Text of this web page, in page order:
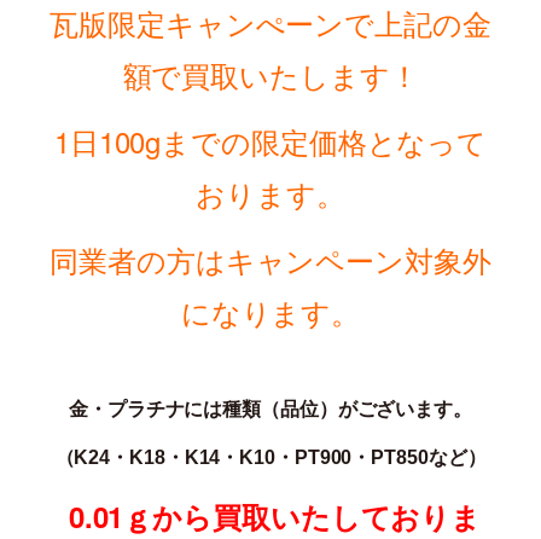
瓦版限定キャンぺーンで上記の金
額で買取いたします！
1日100gまでの限定価格となって
おります。
同業者の方はキャンペーン対象外
になります。
金・プラチナには種類（品位）がございます。
（K24・K18・K14・K10・PT900・PT850など）
0.01ｇから買取いたしておりま